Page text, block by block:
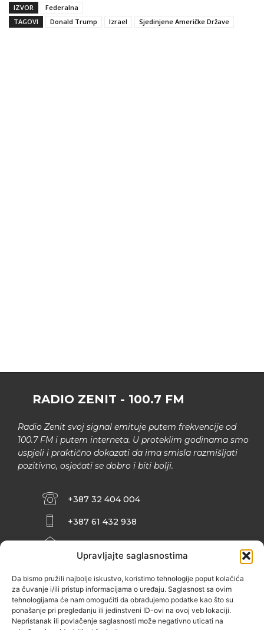
Upravljajte saglasnostima
Da bismo pružili najbolje iskustvo, koristimo tehnologije poput kolačića
za čuvanje i/ili pristup informacijama o uređaju. Saglasnost sa ovim
tehnologijama će nam omogućiti da obrađujemo podatke kao što su
ponašanje pri pregledanju ili jedinstveni ID-ovi na ovoj veb lokaciji.
Nepristanak ili povlačenje saglasnosti može negativno uticati na
IZVOR
Federalna
TAGOVI
Donald Trump Izrael Sjedinjene Američke Države
RADIO ZENIT - 100.7 FM
Radio Zenit svoj signal emituje putem frekvencije od
100.7 FM i putem interneta. U proteklim godinama smo
uspjeli i praktično dokazati da ima smisla razmišljati
pozitivno, osjećati se dobro i biti bolji.
+387 32 404 004
+387 61 432 938
INFO@ZENIT.BA
ZENIČANKA, 3. SPRAT), 72000 ZENICA